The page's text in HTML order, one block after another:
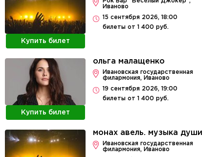
Купить билет
Иваново
15 сентября 2026, 18:00
билеты от 1 400 руб.
Купить билет
ольга малащенко
Ивановская государственная
филармония, Иваново
19 сентября 2026, 19:00
билеты от 1 400 руб.
монах авель. музыка души
Ивановская государственная
филармония, Иваново